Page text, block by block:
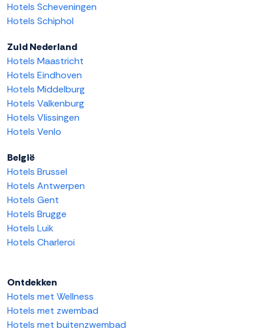
Hotels Scheveningen
Hotels Schiphol
Zuid Nederland
Hotels Maastricht
Hotels Eindhoven
Hotels Middelburg
Hotels Valkenburg
Hotels Vlissingen
Hotels Venlo
België
Hotels Brussel
Hotels Antwerpen
Hotels Gent
Hotels Brugge
Hotels Luik
Hotels Charleroi
Ontdekken
Hotels met Wellness
Hotels met zwembad
Hotels met buitenzwembad